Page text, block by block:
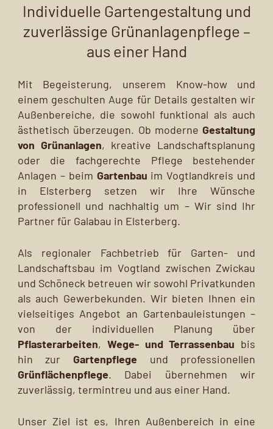
Individuelle Gartengestaltung und
zuverlässige Grünanlagenpflege –
aus einer Hand
Mit Begeisterung, unserem Know-how und
einem geschulten Auge für Details gestalten wir
Außenbereiche, die sowohl funktional als auch
ästhetisch überzeugen. Ob moderneGestaltung
von Grünanlagen, kreative Landschaftsplanung
oder die fachgerechte Pflege bestehender
Anlagen – beim Gartenbau im Vogtlandkreis und
in Elsterberg setzen wir Ihre Wünsche
professionell und nachhaltig um – Wir sind Ihr
Partner für Galabau in Elsterberg.
Als regionaler Fachbetrieb für Garten- und
Landschaftsbau im Vogtland zwischen Zwickau
und Schöneck betreuen wir sowohl Privatkunden
als auch Gewerbekunden. Wir bieten Ihnen ein
vielseitiges Angebot an Gartenbauleistungen –
von der individuellen Planung über
Pflasterarbeiten, Wege- und Terrassenbau bis
hin zur Gartenpflege und professionellen
Grünflächenpflege. Dabei übernehmen wir
zuverlässig, termintreu und aus einer Hand.
Unser Ziel ist es, Ihren Außenbereich in eine